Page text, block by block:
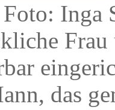
Inga
das